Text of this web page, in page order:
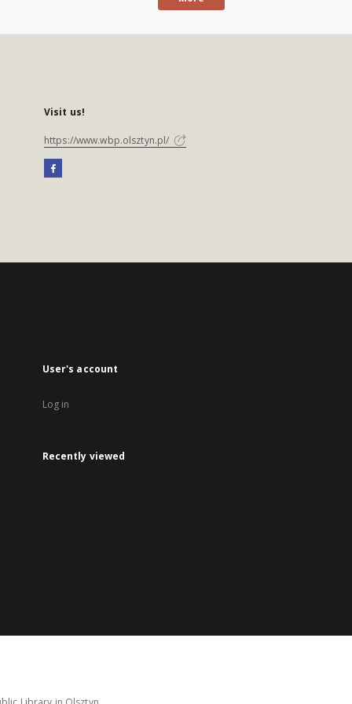
Visit us!
https://www.wbp.olsztyn.pl/
User's account
Log in
Recently viewed